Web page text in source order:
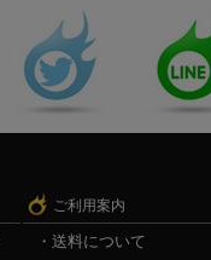
ご利用案内
送料について